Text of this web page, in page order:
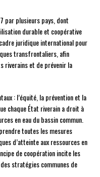
par plusieurs pays, dont
durable et coopérative
juridique international pour
transfrontaliers, afin
riverains et de prévenir la
: l’équité, la prévention et la
chaque État riverain a droit à
en eau du bassin commun.
toutes les mesures
d’atteinte aux ressources en
de coopération incite les
stratégies communes de